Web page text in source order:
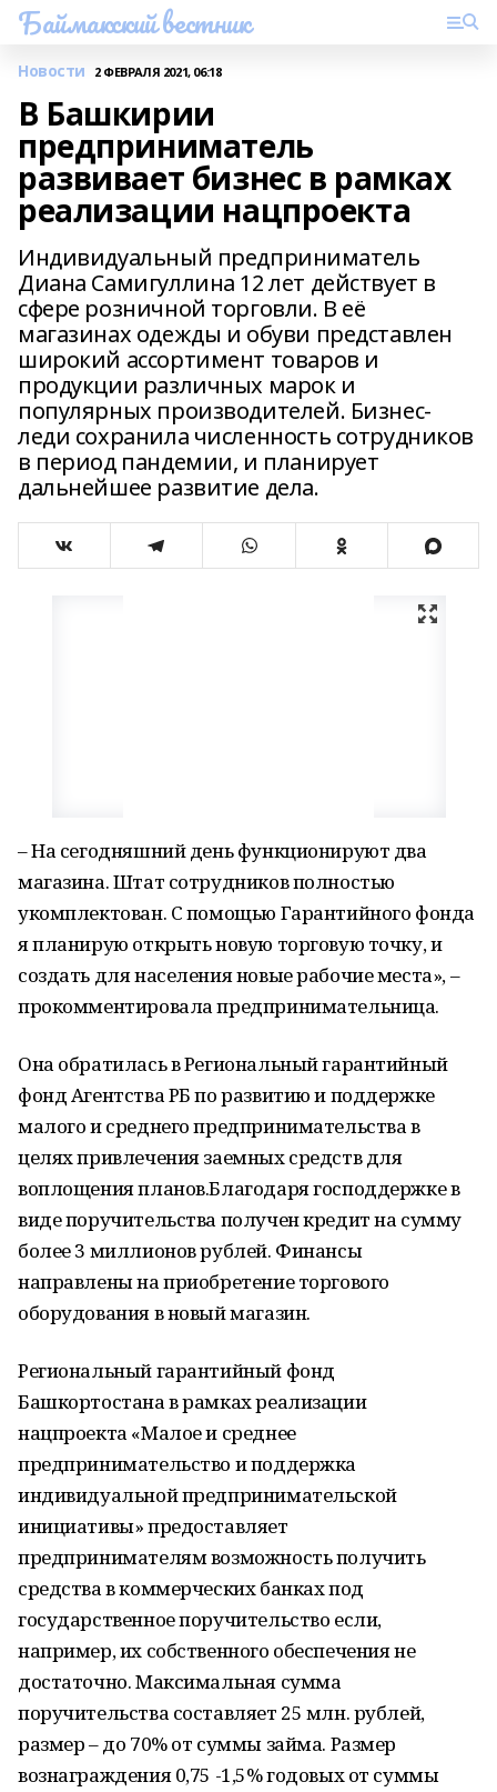
Баймакский вестник
Новости 2 ФЕВРАЛЯ 2021, 06:18
В Башкирии
предприниматель
развивает бизнес в рамках
реализации нацпроекта
Индивидуальный предприниматель
Диана Самигуллина 12 лет действует в
сфере розничной торговли. В её
магазинах одежды и обуви представлен
широкий ассортимент товаров и
продукции различных марок и
популярных производителей. Бизнес-
леди сохранила численность сотрудников
в период пандемии, и планирует
дальнейшее развитие дела.
– На сегодняшний день функционируют два
магазина. Штат сотрудников полностью
укомплектован. С помощью Гарантийного фонда
я планирую открыть новую торговую точку, и
создать для населения новые рабочие места», –
прокомментировала предпринимательница.
Она обратилась в Региональный гарантийный
фонд Агентства РБ по развитию и поддержке
малого и среднего предпринимательства в
целях привлечения заемных средств для
воплощения планов.Благодаря господдержке в
виде поручительства получен кредит на сумму
более 3 миллионов рублей. Финансы
направлены на приобретение торгового
оборудования в новый магазин.
Региональный гарантийный фонд
Башкортостана в рамках реализации
нацпроекта «Малое и среднее
предпринимательство и поддержка
индивидуальной предпринимательской
инициативы» предоставляет
предпринимателям возможность получить
средства в коммерческих банках под
государственное поручительство если,
например, их собственного обеспечения не
достаточно. Максимальная сумма
поручительства составляет 25 млн. рублей,
размер – до 70% от суммы займа. Размер
вознаграждения 0,75 -1,5% годовых от суммы